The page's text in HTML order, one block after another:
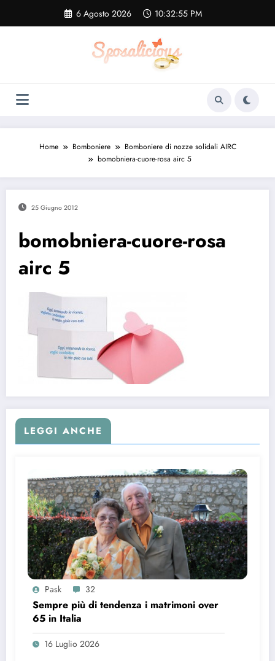
contenuto
6 Agosto 2026 10:32:56 PM
Home Bomboniere
Bomboniere di nozze solidali AIRC
bomobniera-cuore-rosa airc 5
25 Giugno 2012
bomobniera-cuore-rosa
airc 5
LEGGI ANCHE
Pask 32
Sempre più di tendenza i matrimoni over
65 in Italia
16 Luglio 2026